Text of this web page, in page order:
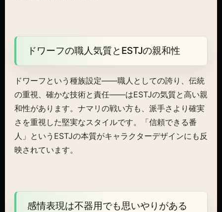
ドワーフの職人気質とESTJの親和性
ドワーフという種族設定——職人としての誇り、伝統
の重視、確かな技術と責任——はESTJの気質と高い親
和性があります。ナマリの戦い方も、派手さより確実
さを重視した堅実なスタイルです。「信頼できる番
人」というESTJの本質がキャラクターデザインにも反
映されています。
感情表現は不器用でも思いやりがある